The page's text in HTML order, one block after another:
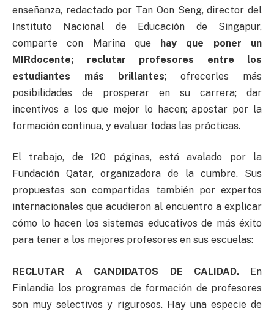
enseñanza, redactado por Tan Oon Seng, director del
Instituto Nacional de Educación de Singapur,
comparte con Marina que
hay que poner un
MIRdocente; reclutar profesores entre los
estudiantes más brillantes; ofrecerles más
posibilidades de prosperar en su carrera; dar
incentivos a los que mejor lo hacen; apostar por la
formación continua, y evaluar todas las prácticas.
El trabajo, de 120 páginas, está avalado por la
Fundación Qatar, organizadora de la cumbre. Sus
propuestas son compartidas también por expertos
internacionales que acudieron al encuentro a explicar
cómo lo hacen los sistemas educativos de más éxito
para tener a los mejores profesores en sus escuelas:
RECLUTAR A CANDIDATOS DE CALIDAD.En
Finlandia los programas de formación de profesores
son muy selectivos y rigurosos. Hay una especie de